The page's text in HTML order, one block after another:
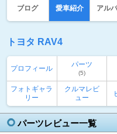
ブログ 愛車紹介 アル
トヨタ RAV4
プロフィール パーツ
(5)
フォトギャラ
リー
クルマレビ
ュー
パーツレビュー一覧